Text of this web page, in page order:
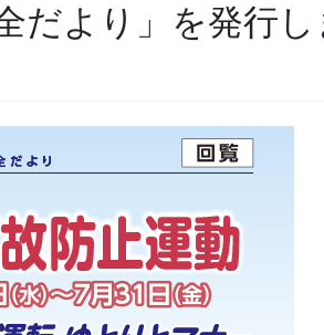
だより」を発行し